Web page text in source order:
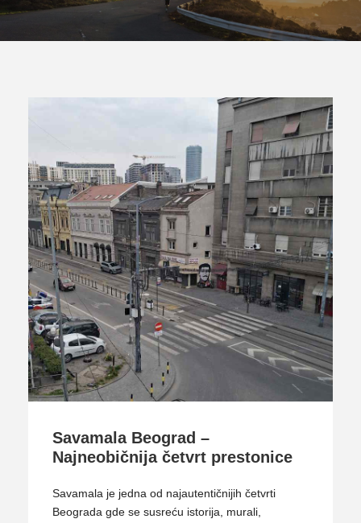
Savamala Beograd –
Najneobičnija četvrt prestonice
Savamala je jedna od najautentičnijih četvrti
Beograda gde se susreću istorija, murali,